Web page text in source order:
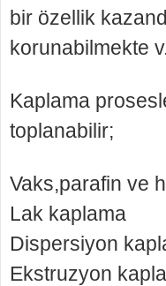
bir özellik
korunabilmekte
Kaplama
toplanabilir;
Vaks,parafin ve
Lak kaplama
Dispersiyon
Ekstruzyon